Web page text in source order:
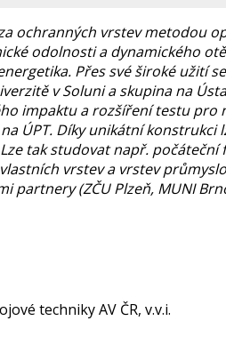
ochranných vrstev metodou
odolnosti a dynamického
Přes své široké užití
v Soluni a skupina na
impaktu a rozšíření testu pro
ÚPT. Díky unikátní
tak studovat např.
vrstev a vrstev
partnery (ZČU Plzeň, MUNI
techniky AV ČR, v.v.i.